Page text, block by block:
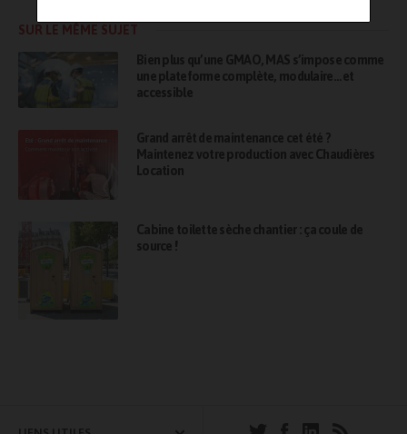
SUR LE MÊME SUJET
Bien plus qu’une GMAO, MAS s’impose comme
une plateforme complète, modulaire… et
accessible
Grand arrêt de maintenance cet été ?
Maintenez votre production avec Chaudières
Location
Cabine toilette sèche chantier : ça coule de
source !